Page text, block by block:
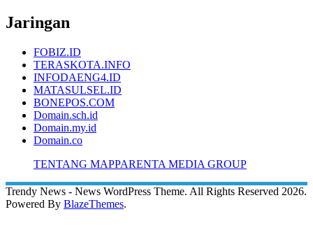
Jaringan
FOBIZ.ID
TERASKOTA.INFO
INFODAENG4.ID
MATASULSEL.ID
BONEPOS.COM
Domain.sch.id
Domain.my.id
Domain.co
TENTANG MAPPARENTA MEDIA GROUP
Trendy News - News WordPress Theme. All Rights Reserved 2026.
Powered By BlazeThemes.